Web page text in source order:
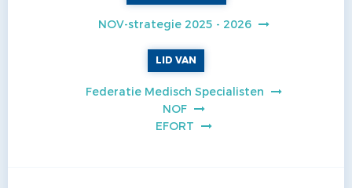
NOV-strategie 2025 - 2026
LID VAN
Federatie Medisch Specialisten
NOF
EFORT